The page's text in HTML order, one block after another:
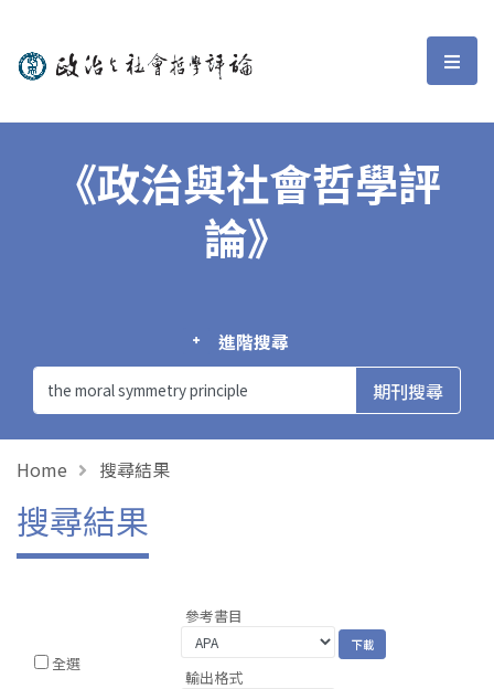
政治與社會哲學評論 選
《政治與社會哲學評
論》
進階搜尋
Home 搜尋結果
搜尋結果
全選
參考書目
輸出格式